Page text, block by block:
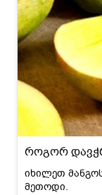
როგორ
იხილეთ
მეთოდი.